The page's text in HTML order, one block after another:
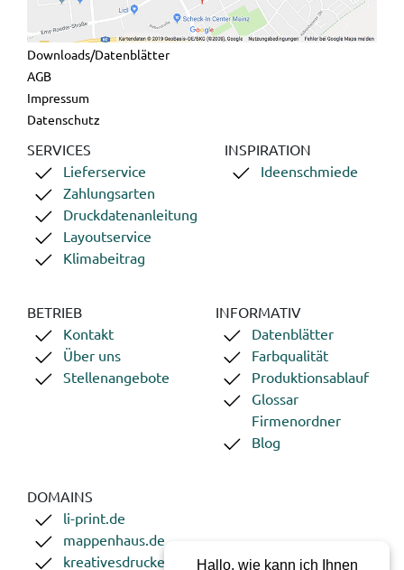
Downloads/Datenblätter
AGB
Impressum
Datenschutz
SERVICES
Lieferservice
Zahlungsarten
Druckdatenanleitung
Layoutservice
Klimabeitrag
INSPIRATION
Ideenschmiede
BETRIEB
Kontakt
Über uns
Stellenangebote
INFORMATIV
Datenblätter
Farbqualität
Produktionsablauf
Glossar
Firmenordner
Blog
DOMAINS
li-print.de
mappenhaus.de
kreativesdrucken.de
Hallo, wie kann ich Ihnen